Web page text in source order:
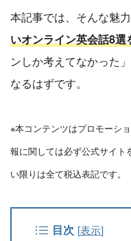
本記事では、そんな魅
いオンライン英会話8選
ンしか考えてなかった
なるはずです。
※本コンテンツはプロモーシ
報に関しては必ず公式サイト
い限りは全て税込表記です。
目次 [表示]